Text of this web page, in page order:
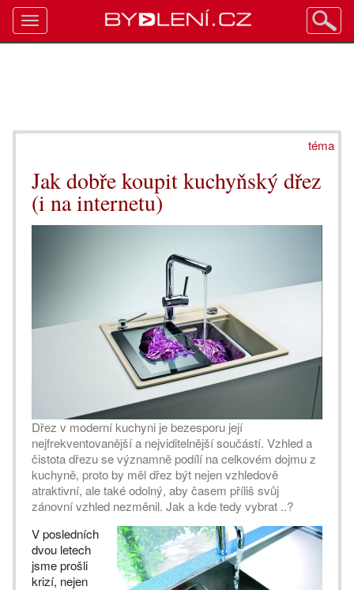
téma
Jak dobře koupit kuchyňský dřez
(i na internetu)
Dřez v moderní kuchyni je bezesporu její
nejfrekventovanější a nejviditelnější součástí. Vzhled a
čistota dřezu se významně podílí na celkovém dojmu z
kuchyně, proto by měl dřez být nejen vzhledově
atraktivní, ale také odolný, aby časem příliš svůj
zánovní vzhled nezměnil. Jak a kde tedy vybrat ..?
V posledních
dvou letech
jsme prošli
krizí, nejen
Toggle
navigation